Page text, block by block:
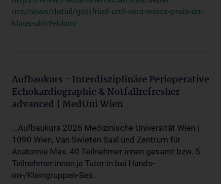
uns/news/detail/gottfried-und-vera-weiss-preis-an-
klaus-ulrich-klein/
Aufbaukurs - Interdisziplinäre Perioperative
Echokardiographie & Notfallrefresher
advanced | MedUni Wien
...Aufbaukurs 2026 Medizinische Universität Wien |
1090 Wien, Van Swieten Saal und Zentrum für
Anatomie Max. 40 Teilnehmer:innen gesamt bzw. 5
Teilnehmer:innen je Tutor:in bei Hands-
on-/Kleingruppen-Ses...